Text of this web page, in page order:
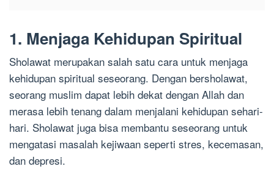
1. Menjaga Kehidupan Spiritual
Sholawat merupakan salah satu cara untuk menjaga
kehidupan spiritual seseorang. Dengan bersholawat,
seorang muslim dapat lebih dekat dengan Allah dan
merasa lebih tenang dalam menjalani kehidupan sehari-
hari. Sholawat juga bisa membantu seseorang untuk
mengatasi masalah kejiwaan seperti stres, kecemasan,
dan depresi.